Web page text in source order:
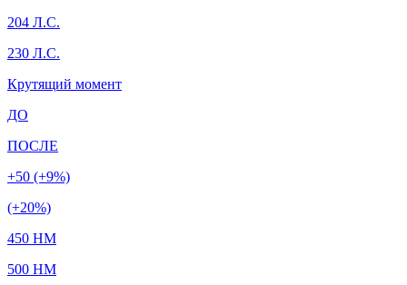
204 Л.С.
230 Л.С.
Крутящий момент
ДО
ПОСЛЕ
+50 (+9%)
(+20%)
450 HM
500 HM